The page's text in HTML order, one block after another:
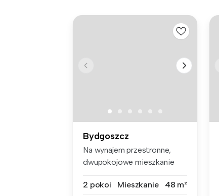
Bydgoszcz
Na wynajem przestronne,
dwupokojowe mieszkanie
2 pokoi
Mieszkanie 48 m²